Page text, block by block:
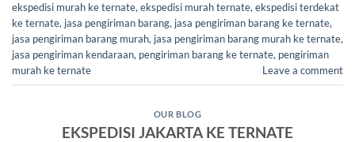
ekspedisi murah ke ternate,ekspedisi murah ternate,ekspedisi terdekat
ke ternate, jasa pengiriman barang, jasa pengiriman barang ke ternate,
jasa pengiriman barang murah, jasa pengiriman barang murah ke ternate,
jasa pengiriman kendaraan, pengiriman barang ke ternate, pengiriman
murah ke ternate
Leave a comment
OUR BLOG
EKSPEDISI JAKARTA KE TERNATE